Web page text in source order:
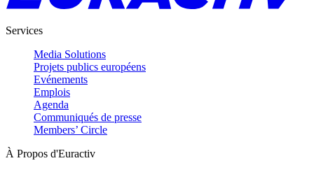
Services
Media Solutions
Projets publics européens
Evénements
Emplois
Agenda
Communiqués de presse
Members’ Circle
À Propos d'Euractiv